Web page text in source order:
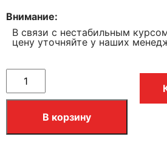
Внимание
В связи с нестабильным
цену уточняйте у наших
В корзину